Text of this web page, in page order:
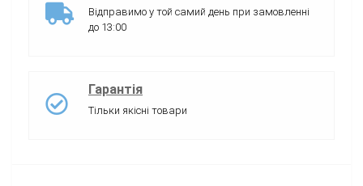
Відправимо у той самий день при замовленні
до 13:00
Гарантія
Тільки якісні товари